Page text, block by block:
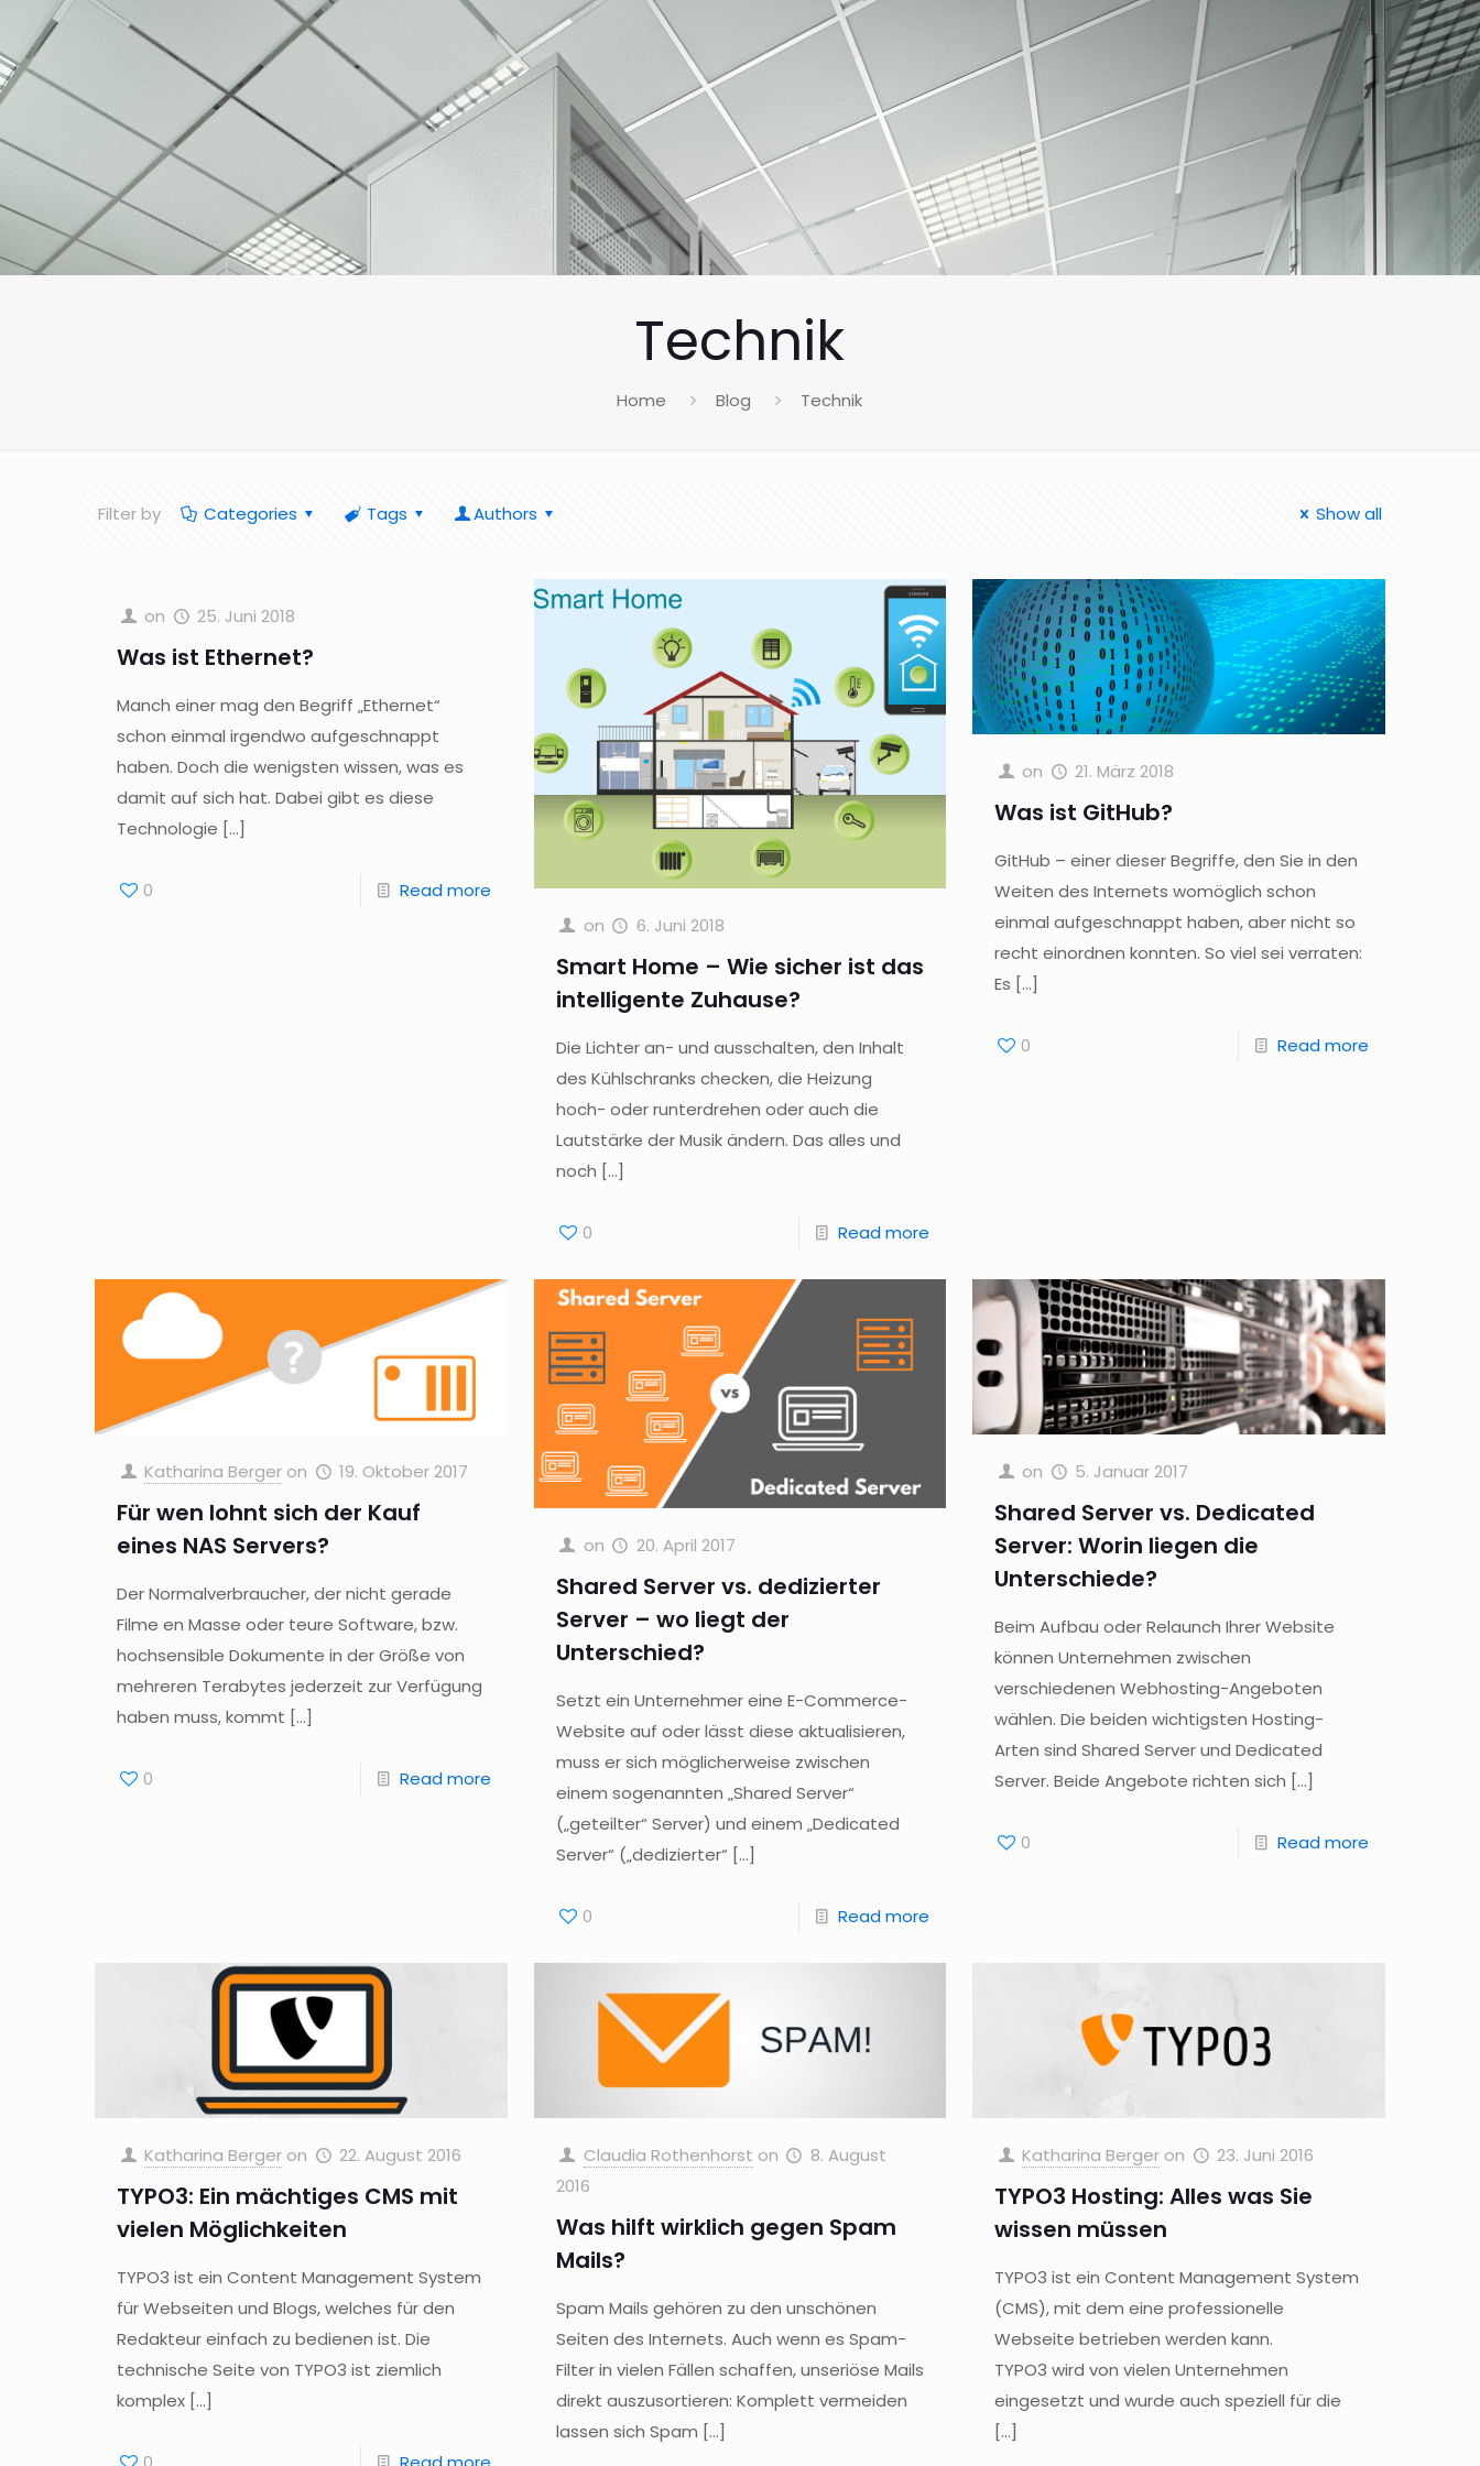
Technik
Home Blog Technik
Filter by Categories Tags Authors Show all
on 25. Juni 2018
Was ist Ethernet?
Manch einer mag den Begriff „Ethernet“
schon einmal irgendwo aufgeschnappt
haben. Doch die wenigsten wissen, was es
damit auf sich hat. Dabei gibt es diese
Technologie […]
0
Read more
on
6. Juni 2018
Smart Home – Wie sicher ist das
intelligente Zuhause?
Die Lichter an- und ausschalten, den Inhalt
des Kühlschranks checken, die Heizung
hoch- oder runterdrehen oder auch die
Lautstärke der Musik ändern. Das alles und
noch […]
0 Read more
on 21. März 2018
Was ist GitHub?
GitHub – einer dieser Begriffe, den Sie in den
Weiten des Internets womöglich schon
einmal aufgeschnappt haben, aber nicht so
recht einordnen konnten. So viel sei verraten:
Es […]
0 Read more
Katharina Berger on 19. Oktober 2017
Für wen lohnt sich der Kauf
eines NAS Servers?
Der Normalverbraucher, der nicht gerade
Filme en Masse oder teure Software, bzw.
hochsensible Dokumente in der Größe von
mehreren Terabytes jederzeit zur Verfügung
haben muss, kommt […]
0 Read more
on 20. April 2017
Shared Server vs. dedizierter
Server – wo liegt der
Unterschied?
Setzt ein Unternehmer eine E-Commerce-
Website auf oder lässt diese aktualisieren,
muss er sich möglicherweise zwischen
einem sogenannten „Shared Server“
(„geteilter“ Server) und einem „Dedicated
Server“ („dedizierter“ […]
0 Read more
on 5. Januar 2017
Shared Server vs. Dedicated
Server: Worin liegen die
Unterschiede?
Beim Aufbau oder Relaunch Ihrer Website
können Unternehmen zwischen
verschiedenen Webhosting-Angeboten
wählen. Die beiden wichtigsten Hosting-
Arten sind Shared Server und Dedicated
Server. Beide Angebote richten sich […]
0 Read more
Katharina Berger on 22. August 2016
TYPO3: Ein mächtiges CMS mit
vielen Möglichkeiten
TYPO3 ist ein Content Management System
für Webseiten und Blogs, welches für den
Redakteur einfach zu bedienen ist. Die
technische Seite von TYPO3 ist ziemlich
komplex […]
Claudia Rothenhorst on
8. August
2016
Was hilft wirklich gegen Spam
Mails?
Spam Mails gehören zu den unschönen
Seiten des Internets. Auch wenn es Spam-
Filter in vielen Fällen schaffen, unseriöse Mails
direkt auszusortieren: Komplett vermeiden
lassen sich Spam […]
Katharina Berger on 23. Juni 2016
TYPO3 Hosting: Alles was Sie
wissen müssen
TYPO3 ist ein Content Management System
(CMS), mit dem eine professionelle
Webseite betrieben werden kann.
TYPO3 wird von vielen Unternehmen
eingesetzt und wurde auch speziell für die
[…]